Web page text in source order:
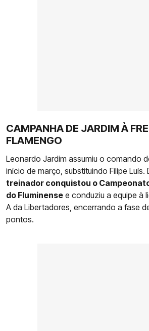
CAMPANHA DE JARDIM À
FLAMENGO
Leonardo Jardim assumiu o comando
início de março, substituindo Filipe Luís.
treinador conquistou o
do Fluminense e conduziu a equipe à
A da Libertadores, encerrando a fase
pontos.